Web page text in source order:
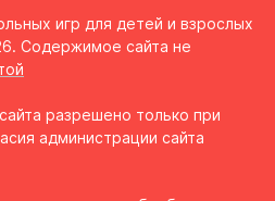
игр для детей и взрослых
Содержимое сайта не
разрешено только при
администрации сайта